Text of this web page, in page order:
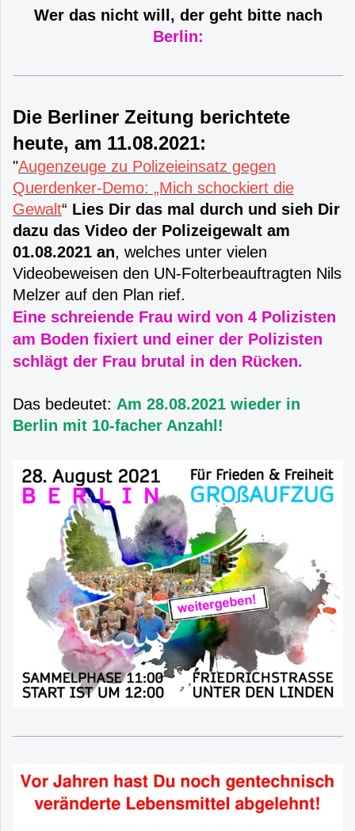
Wer das nicht will, der geht bitte nach
Berlin:
Die Berliner Zeitung berichtete
heute, am 11.08.2021:
"Augenzeuge zu Polizeieinsatz gegen
Querdenker-Demo: „Mich schockiert die
Gewalt“ Lies Dir das mal durch und sieh Dir
dazu das Video der Polizeigewalt am
01.08.2021 an, welches unter vielen
Videobeweisen den UN-Folterbeauftragten Nils
Melzer auf den Plan rief.
Eine schreiende Frau wird von 4 Polizisten
am Boden fixiert und einer der Polizisten
schlägt der Frau brutal in den Rücken.
Das bedeutet: Am 28.08.2021 wieder in
Berlin mit 10-facher Anzahl!